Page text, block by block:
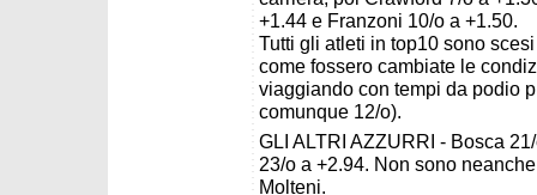
+1.44 e Franzoni 10/o a +1.50.
Tutti gli atleti in top10 sono
come fossero cambiate le
viaggiando con tempi da podio
comunque 12/o).
GLI ALTRI AZZURRI - Bosca
23/o a +2.94. Non sono
Molteni.